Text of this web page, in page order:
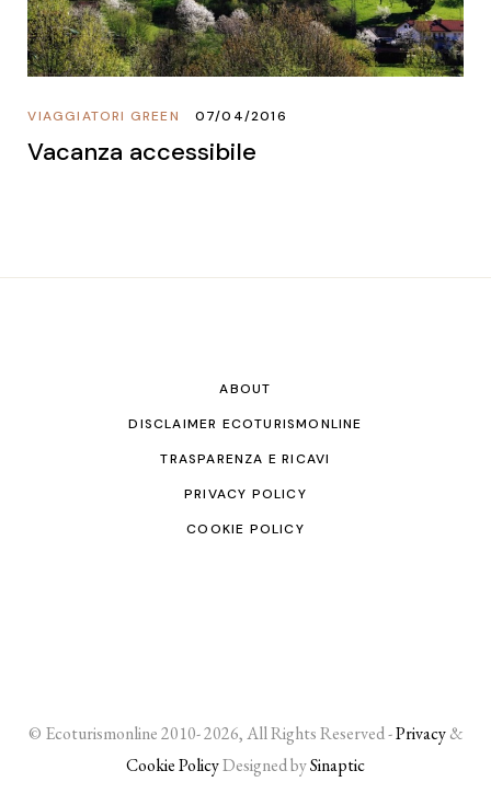
VIAGGIATORI GREEN 07/04/2016
Vacanza accessibile
ABOUT
DISCLAIMER ECOTURISMONLINE
TRASPARENZA E RICAVI
PRIVACY POLICY
COOKIE POLICY
© Ecoturismonline 2010- 2026, All Rights Reserved -Privacy&
Cookie PolicyDesigned bySinaptic